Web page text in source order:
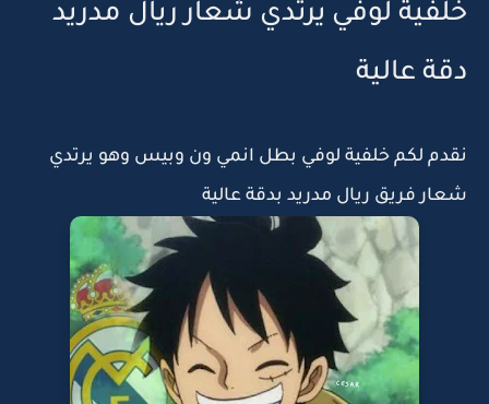
خلفية لوفي يرتدي شعار ريال مدريد
دقة عالية
نقدم لكم خلفية لوفي بطل انمي ون وبيس وهو يرتدي
شعار فريق ريال مدريد بدقة عالية